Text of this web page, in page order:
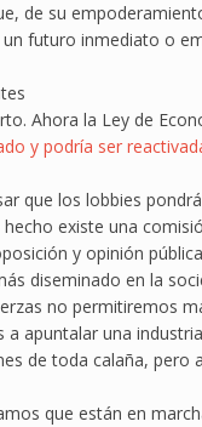
de su
futuro inmediato o
Ahora la Ley de
y podría ser
que los lobbies
existe una
y opinión
diseminado en la
no permitiremos
a apuntalar una
de toda calaña,
que están en